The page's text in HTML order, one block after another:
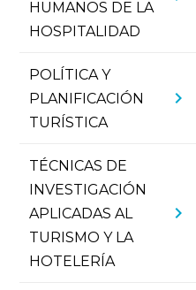
HUMANOS DE LA
HOSPITALIDAD
POLÍTICA Y
PLANIFICACIÓN
TURÍSTICA
chevron_right
TÉCNICAS DE
INVESTIGACIÓN
APLICADAS AL
TURISMO Y LA
HOTELERÍA
chevron_right